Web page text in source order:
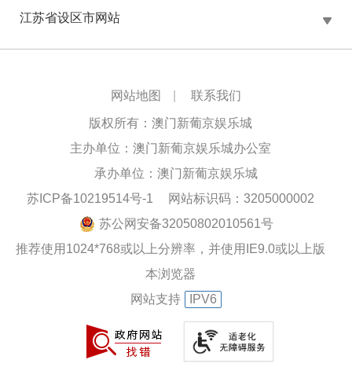
江苏省设区市网站
网站地图 联系我们
版权所有：澳门新葡京娱乐城
主办单位：澳门新葡京娱乐城办公室
承办单位：澳门新葡京娱乐城
苏ICP备10219514号-1
网站标识码：3205000002
苏公网安备32050802010561号
推荐使用1024*768或以上分辨率，并使用IE9.0或以上版
本浏览器
网站支持
IPV6